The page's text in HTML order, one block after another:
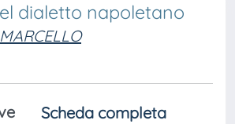
dialetto napoletano
Scheda completa